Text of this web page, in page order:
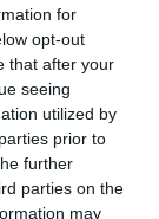
for
opt-out
that after your
seeing
utilized by
prior to
further
parties on the
may